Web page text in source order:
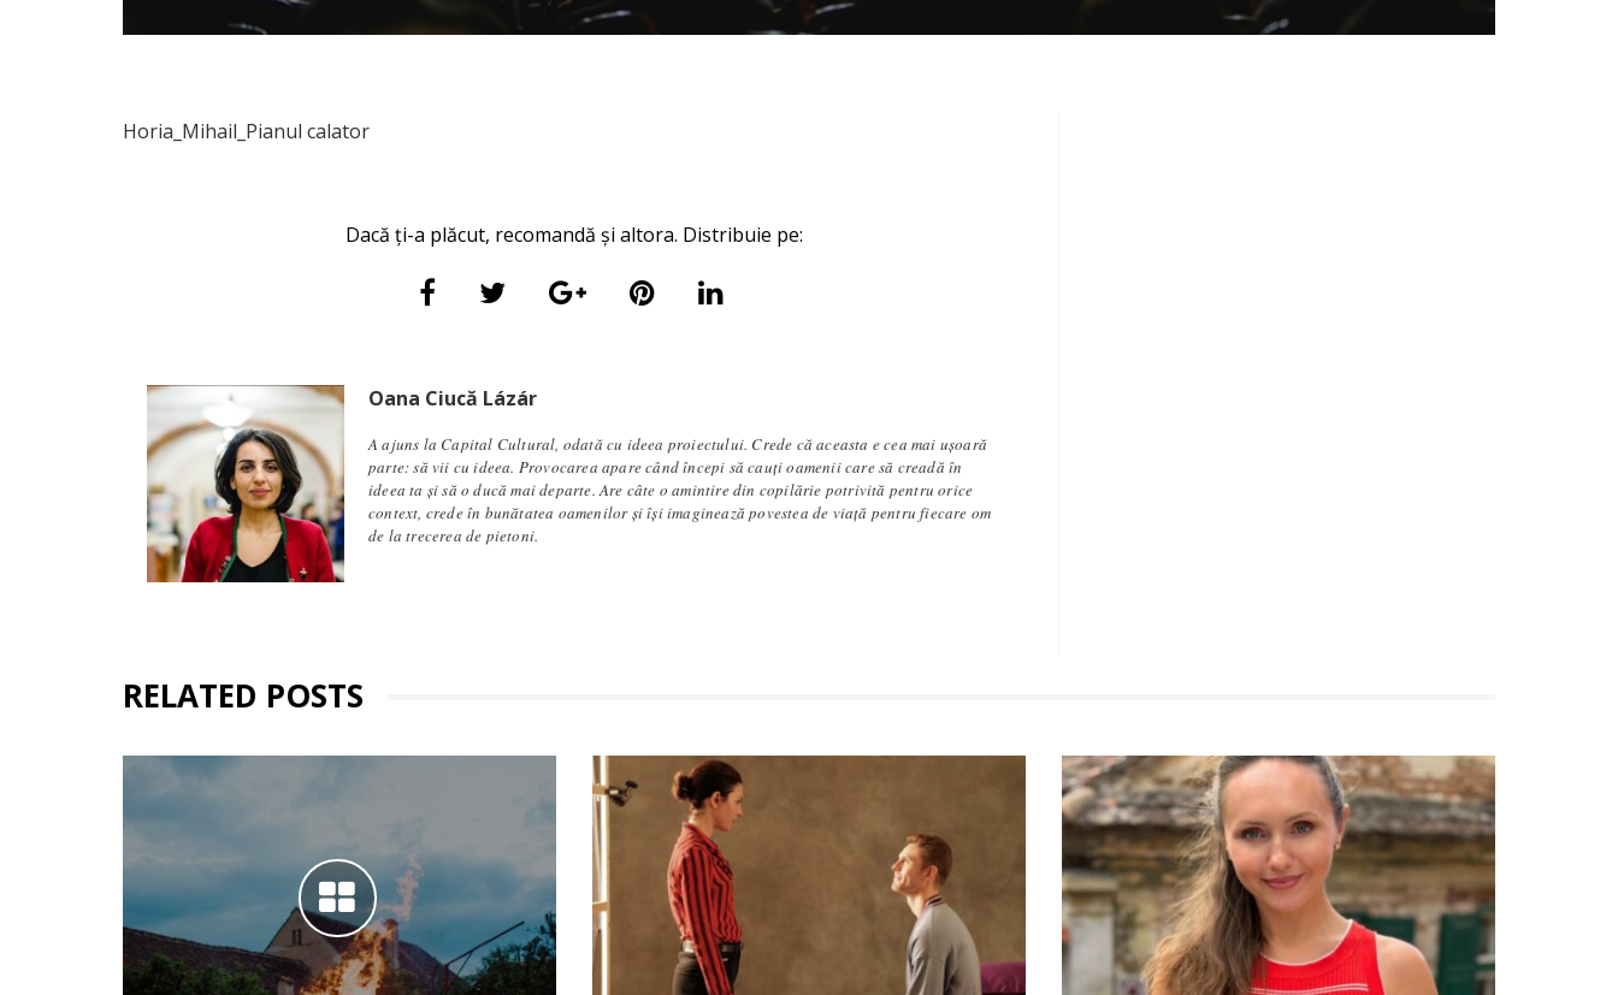
Horia_Mihail_Pianul calator
Dacă ți-a plăcut, recomandă și altora. Distribuie pe:
Oana Ciucă Lázár
A ajuns la Capital Cultural, odată cu ideea proiectului. Crede că aceasta e cea mai ușoară
parte: să vii cu ideea. Provocarea apare când începi să cauți oamenii care să creadă în
ideea ta și să o ducă mai departe. Are câte o amintire din copilărie potrivită pentru orice
context, crede în bunătatea oamenilor și își imaginează povestea de viață pentru fiecare om
de la trecerea de pietoni.
RELATED POSTS